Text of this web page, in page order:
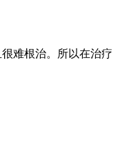
难根治。所以在治疗